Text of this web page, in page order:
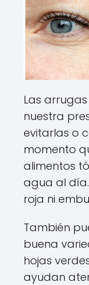
Las
nuestra
evitarlas o
momento
alimentos
agua al
roja ni
También
buena
hojas
ayudan